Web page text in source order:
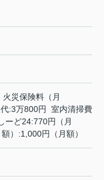
災保険料（月
:3万800円 室内清掃費
ーど24:770円（月
）:1,000円（月額）